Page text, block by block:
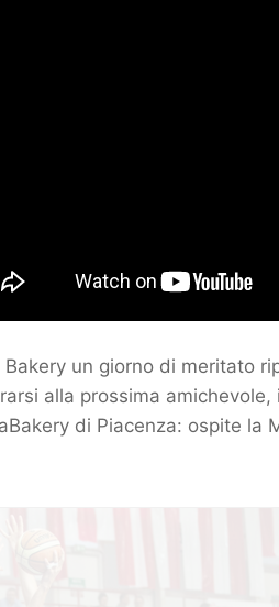
Bakery un giorno di meritato
alla prossima
di Piacenza: ospite la